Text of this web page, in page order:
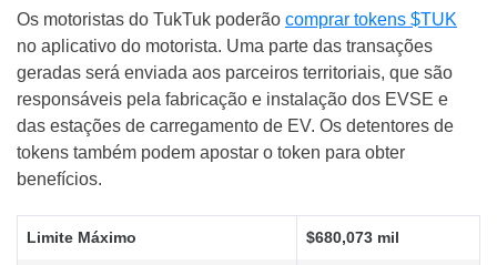
Os motoristas do TukTuk poderão comprar tokens $TUK
no aplicativo do motorista. Uma parte das transações
geradas será enviada aos parceiros territoriais, que são
responsáveis pela fabricação e instalação dos EVSE e
das estações de carregamento de EV. Os detentores de
tokens também podem apostar o token para obter
benefícios.
Limite Máximo $680,073 mil